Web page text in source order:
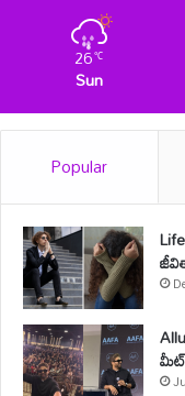
26℃
Sun
Popular